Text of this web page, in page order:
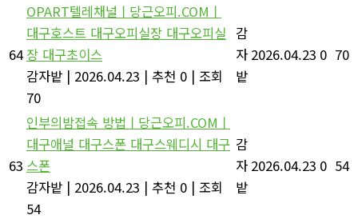
64
OPART텔레채널ㅣ당근오피.COMㅣ
대구호스트 대구오피실장 대구오피실
장 대구초이스
감자밭 | 2026.04.23 | 추천 0 | 조회
70
감
자
밭
2026.04.23 0 70
63
인부의밤접속 방법ㅣ당근오피.COMㅣ
대구애널 대구스폰 대구스웨디시 대구
스폰
감자밭 | 2026.04.23 | 추천 0 | 조회
54
감
자
밭
2026.04.23 0 54